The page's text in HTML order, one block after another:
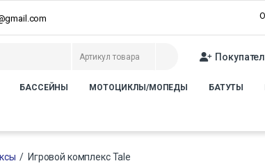
БАССЕЙНЫ МОТОЦИКЛЫ/МОПЕДЫ БАТУТЫ
/ Игровой комплекс Tale